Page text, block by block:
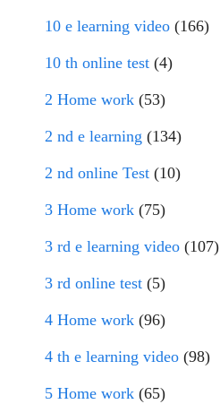
10 e learning video (166)
10 th online test (4)
2 Home work (53)
2 nd e learning (134)
2 nd online Test (10)
3 Home work (75)
3 rd e learning video (107)
3 rd online test (5)
4 Home work (96)
4 th e learning video (98)
5 Home work (65)